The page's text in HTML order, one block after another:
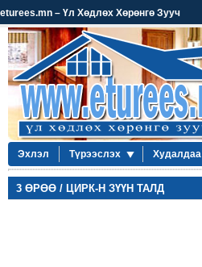
eturees.mn – Үл Хөдлөх Хөрөнгө Зууч
Эхлэл Түрээслэх Худалдаа
3 ӨРӨӨ / ЦИРК-Н ЗҮҮН ТАЛД